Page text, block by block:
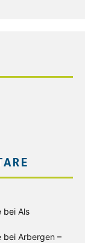
bei Als
bei Arbergen –